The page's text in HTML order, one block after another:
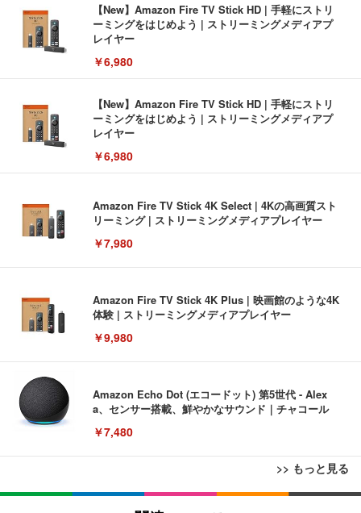
【New】Amazon Fire TV Stick HD | 手軽にストリ
ーミングをはじめよう | ストリーミングメディアプ
レイヤー
￥6,980
【New】Amazon Fire TV Stick HD | 手軽にストリ
ーミングをはじめよう | ストリーミングメディアプ
レイヤー
￥6,980
Amazon Fire TV Stick 4K Select | 4Kの高画質スト
リーミング | ストリーミングメディアプレイヤー
￥7,980
Amazon Fire TV Stick 4K Plus | 映画館のような4K
体験 | ストリーミングメディアプレイヤー
￥9,980
Amazon Echo Dot (エコードット) 第5世代 - Alex
a、センサー搭載、鮮やかなサウンド｜チャコール
￥7,480
>> もっと見る
[EdoErgo] オフィスチェア 椅子 テレワーク 疲れな
EIZO ビジネス向けプレミアムモニター | FlexScan
Amazonベーシック ペットシーツ 薄型 レギュラー 1